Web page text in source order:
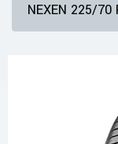
NEXEN 225/